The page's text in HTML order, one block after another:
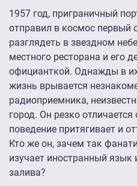
1957 год, приграничный
отправил в космос первый
разглядеть в звездном
местного ресторана и его
официанткой. Однажды в
жизнь врывается
радиоприемника,
город. Он резко
поведение притягивает и
Кто же он, зачем так
изучает иностранный язык
залива?